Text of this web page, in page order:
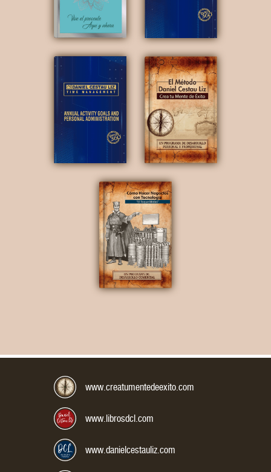
www.creatumentedeexito.com
www.librosdcl.com
www.danielcestauliz.com
Correo Electrónico: